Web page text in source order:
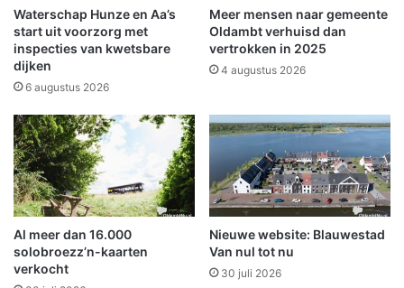
n
w
i
s
s
l
v
a
l
l
i
g
Waterschap Hunze en Aa’s
start uit voorzorg met
inspecties van kwetsbare
dijken
6 augustus 2026
Meer mensen naar gemeente
Oldambt verhuisd dan
vertrokken in 2025
4 augustus 2026
Al meer dan 16.000
solobroezz’n-kaarten
verkocht
Nieuwe website: Blauwestad
Van nul tot nu
30 juli 2026